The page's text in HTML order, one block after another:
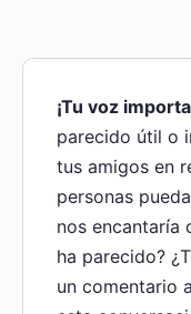
¡Tu voz
parecido útil o
tus amigos en
personas
nos encantaría
ha parecido?
un comentario